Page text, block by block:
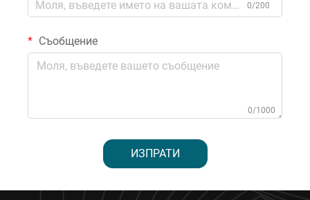
0/200
Съобщение
0/1000
ИЗПРАТИ